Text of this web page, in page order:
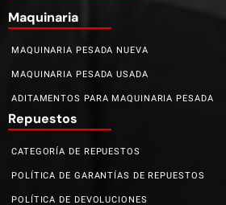
Maquinaria
MAQUINARIA PESADA NUEVA
MAQUINARIA PESADA USADA
ADITAMENTOS PARA MAQUINARIA PESADA
Repuestos
CATEGORÍA DE REPUESTOS
POLÍTICA DE GARANTÍAS DE REPUESTOS
POLÍTICA DE DEVOLUCIONES